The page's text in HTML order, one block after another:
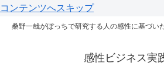
コンテンツへスキップ
桑野一哉がぼっちで研究する人の感性に基づい
感性ビジネス実